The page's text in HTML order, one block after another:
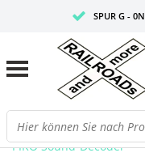
SPUR G -
Startseite/G Sound-
PIKO Sound-Decoder